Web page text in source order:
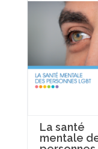
La santé
mentale